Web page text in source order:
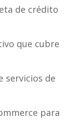
de crédito
que cubre
servicios de
para